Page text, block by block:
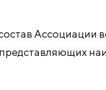
Ассоциации